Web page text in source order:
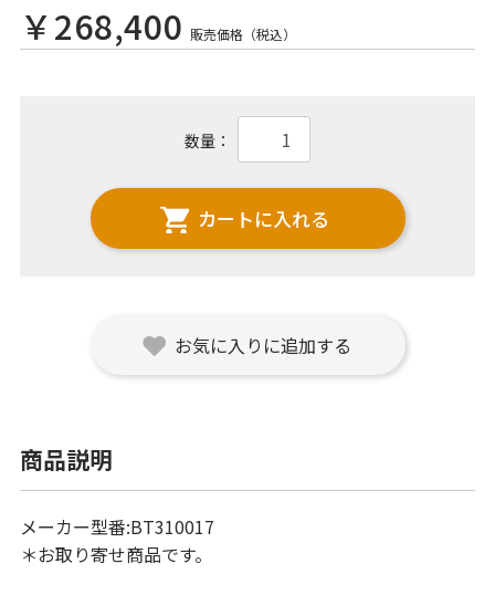
￥268,400 販売価格（税込）
数量：
カートに入れる
お気に入りに追加する
商品説明
メーカー型番:BT310017
＊お取り寄せ商品です。